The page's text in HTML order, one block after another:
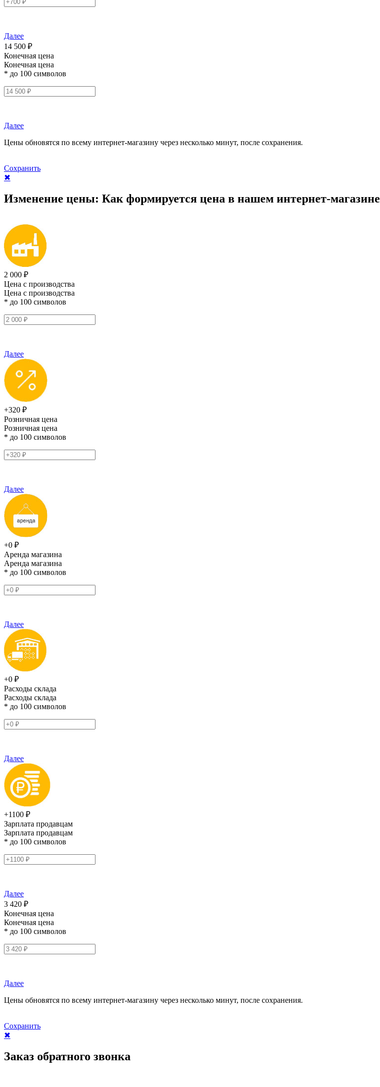
Далее
14 500 ₽
Конечная цена
Конечная цена
* до 100 символов
Далее
Цены обновятся по всему интернет-магазину через несколько минут, после сохранения.
Сохранить
✖
Изменение цены: Как формируется цена в нашем интернет-магазине
2 000 ₽
Цена с производства
Цена с производства
* до 100 символов
Далее
+320 ₽
Розничная цена
Розничная цена
* до 100 символов
Далее
+0 ₽
Аренда магазина
Аренда магазина
* до 100 символов
Далее
+0 ₽
Расходы склада
Расходы склада
* до 100 символов
Далее
+1100 ₽
Зарплата продавцам
Зарплата продавцам
* до 100 символов
Далее
3 420 ₽
Конечная цена
Конечная цена
* до 100 символов
Далее
Цены обновятся по всему интернет-магазину через несколько минут, после сохранения.
Сохранить
✖
Заказ обратного звонка